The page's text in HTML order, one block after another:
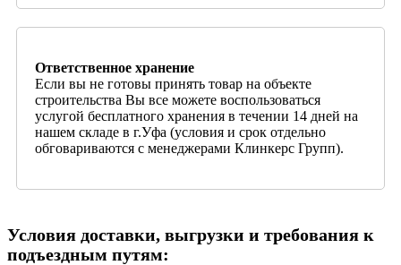
Ответственное хранение
Если вы не готовы принять товар на объекте
строительства Вы все можете воспользоваться
услугой бесплатного хранения в течении 14 дней на
нашем складе в г.Уфа (условия и срок отдельно
обговариваются с менеджерами Клинкерс Групп).
Условия доставки, выгрузки и требования к
подъездным путям: